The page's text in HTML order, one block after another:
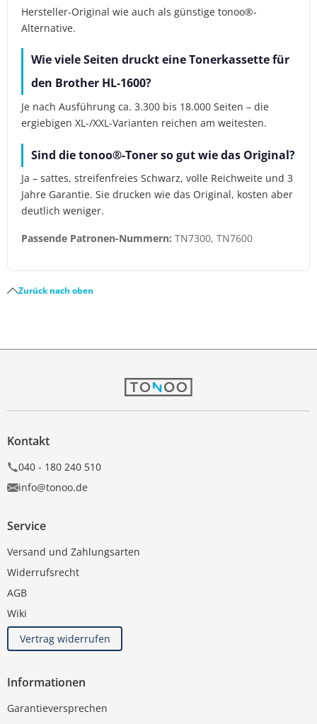
Hersteller-Original wie auch als günstige tonoo®-
Alternative.
Wie viele Seiten druckt eine Tonerkassette für
den Brother HL-1600?
Je nach Ausführung ca. 3.300 bis 18.000 Seiten – die
ergiebigen XL-/XXL-Varianten reichen am weitesten.
Sind die tonoo®-Toner so gut wie das Original?
Ja – sattes, streifenfreies Schwarz, volle Reichweite und 3
Jahre Garantie. Sie drucken wie das Original, kosten aber
deutlich weniger.
Passende Patronen-Nummern: TN7300, TN7600
Zurück nach oben
Kontakt
040 - 180 240 510
info@tonoo.de
Service
Versand und Zahlungsarten
Widerrufsrecht
AGB
Wiki
Vertrag widerrufen
Informationen
Garantieversprechen